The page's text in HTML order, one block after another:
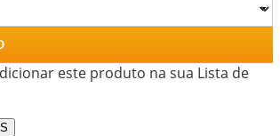
este produto na sua Lista de